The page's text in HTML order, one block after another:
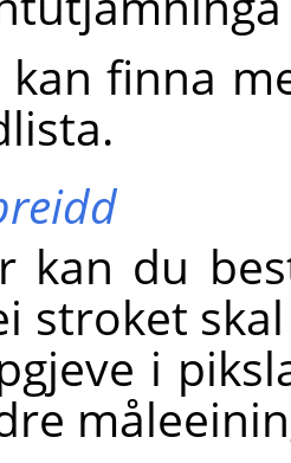
kan finna
kan du
stroket
i